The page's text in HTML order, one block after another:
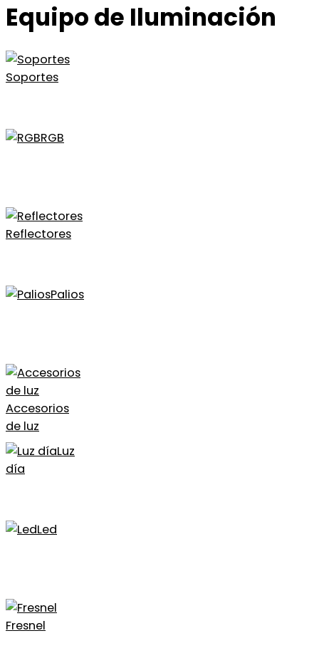
Equipo de Iluminación
Soportes
RGB
Reflectores
Palios
Accesorios
de luz
Luz
día
Led
Fresnel